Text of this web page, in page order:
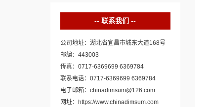
联系我们
公司地址：湖北省宜昌市城东大道168号
邮编：443003
传真：0717-6369699 6369784
联系电话：0717-6369699 6369784
电子邮箱：chinadimsum@126.com
网址：https://www.chinadimsum.com